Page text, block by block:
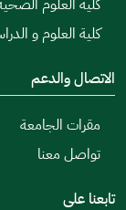
كلية العلوم
كلية العلوم و
الاتصال والدعم
مقرات الجامعة
تواصل معنا
تابعنا على